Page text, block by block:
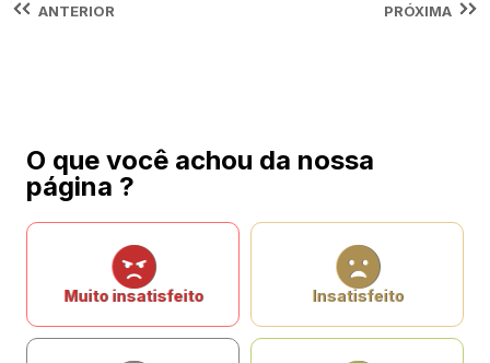
ANTERIOR PRÓXIMA
O que você achou da nossa
página ?
Muito insatisfeito Insatisfeito